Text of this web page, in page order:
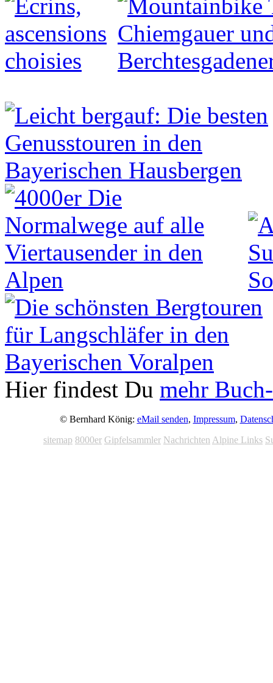
Hier findest Du mehr
© Bernhard König: eMail senden, Impressum,
sitemap 8000er Gipfelsammler Nachrichten Alpine Links